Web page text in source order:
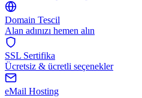
Domain Tescil
Alan adınızı hemen alın
SSL Sertifika
Ücretsiz & ücretli seçenekler
eMail Hosting